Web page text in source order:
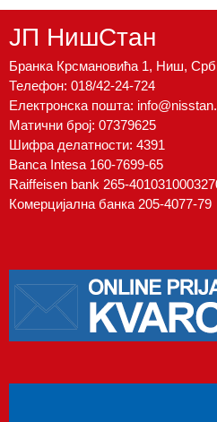
ЈП НишСтан
Бранка Крсмановића 1, Ниш,
Телефон: 018/42-24-724
Електронска пошта:
Матични број: 07379625
Шифра делатности: 4391
Banca Intesa 160-7699-65
Raiffeisen bank 265-
Комерцијална банка 205-4077-79